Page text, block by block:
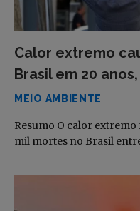
Calor extremo
Brasil em 20
MEIO AMBIENTE
Resumo O calor
mil mortes no Brasil